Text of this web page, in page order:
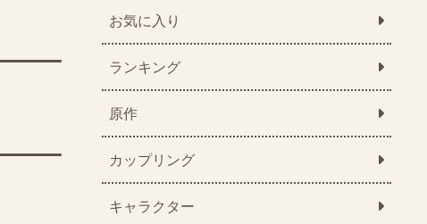
お気に入り
ランキング
原作
カップリング
キャラクター